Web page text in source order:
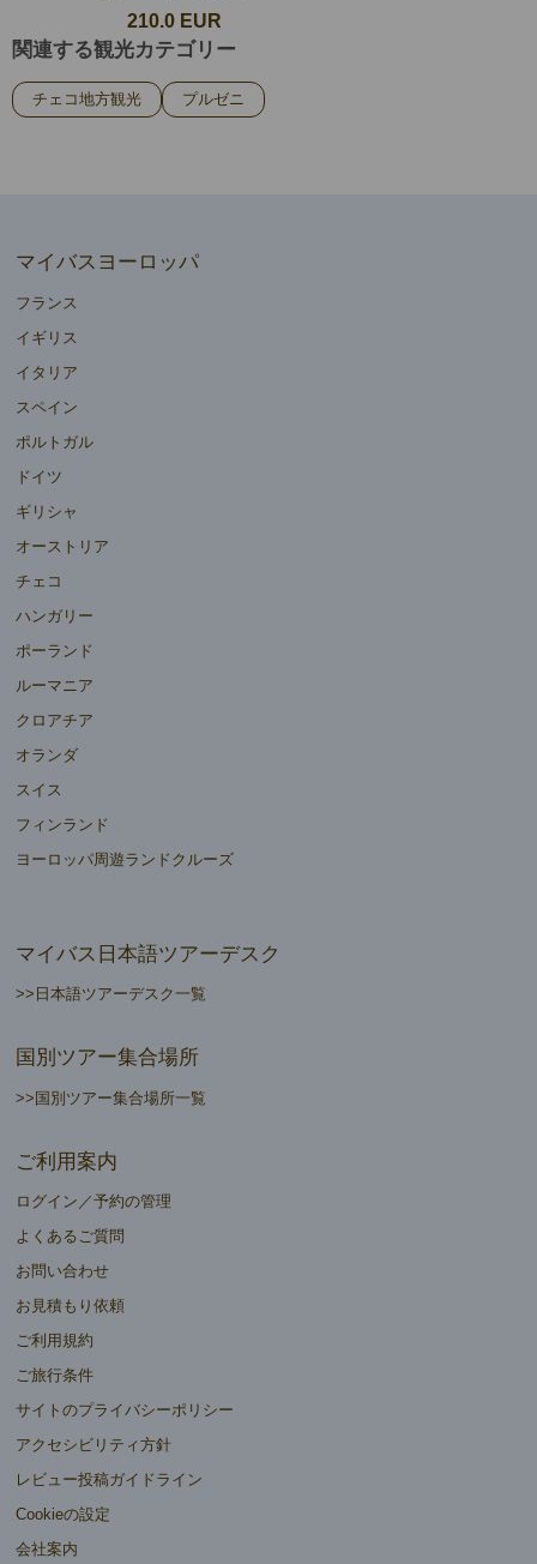
210.0 EUR
関連する観光カテゴリー
チェコ地方観光 プルゼニ
マイバスヨーロッパ
フランス
イギリス
イタリア
スペイン
ポルトガル
ドイツ
ギリシャ
オーストリア
チェコ
ハンガリー
ポーランド
ルーマニア
クロアチア
オランダ
スイス
フィンランド
ヨーロッパ周遊ランドクルーズ
マイバス日本語ツアーデスク
>>日本語ツアーデスク一覧
国別ツアー集合場所
>>国別ツアー集合場所一覧
ご利用案内
ログイン／予約の管理
よくあるご質問
お問い合わせ
お見積もり依頼
ご利用規約
ご旅行条件
サイトのプライバシーポリシー
アクセシビリティ方針
レビュー投稿ガイドライン
Cookieの設定
会社案内